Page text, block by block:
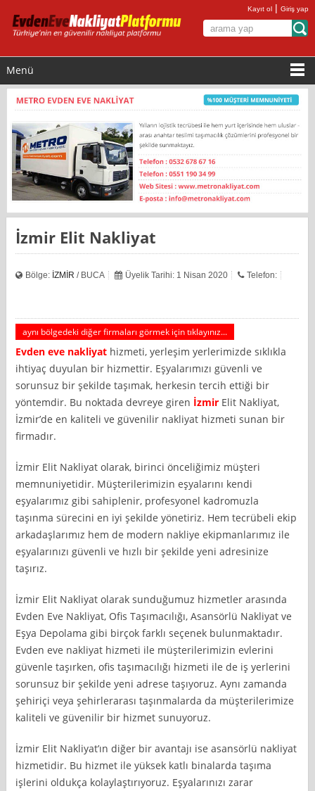
Kayıt ol |Giriş yap
Menü
İzmir Elit Nakliyat
Bölge: İZMİR / BUCA Üyelik Tarihi: 1 Nisan 2020 Telefon:
aynı bölgedeki diğer firmaları görmek için tıklayınız...
Evden eve nakliyat hizmeti, yerleşim yerlerimizde sıklıkla
ihtiyaç duyulan bir hizmettir. Eşyalarımızı güvenli ve
sorunsuz bir şekilde taşımak, herkesin tercih ettiği bir
yöntemdir. Bu noktada devreye giren İzmir Elit Nakliyat,
İzmir’de en kaliteli ve güvenilir nakliyat hizmeti sunan bir
firmadır.
İzmir Elit Nakliyat olarak, birinci önceliğimiz müşteri
memnuniyetidir. Müşterilerimizin eşyalarını kendi
eşyalarımız gibi sahiplenir, profesyonel kadromuzla
taşınma sürecini en iyi şekilde yönetiriz. Hem tecrübeli ekip
arkadaşlarımız hem de modern nakliye ekipmanlarımız ile
eşyalarınızı güvenli ve hızlı bir şekilde yeni adresinize
taşırız.
İzmir Elit Nakliyat olarak sunduğumuz hizmetler arasında
Evden Eve Nakliyat, Ofis Taşımacılığı, Asansörlü Nakliyat ve
Eşya Depolama gibi birçok farklı seçenek bulunmaktadır.
Evden eve nakliyat hizmeti ile müşterilerimizin evlerini
güvenle taşırken, ofis taşımacılığı hizmeti ile de iş yerlerini
sorunsuz bir şekilde yeni adrese taşıyoruz. Aynı zamanda
şehiriçi veya şehirlerarası taşınmalarda da müşterilerimize
kaliteli ve güvenilir bir hizmet sunuyoruz.
İzmir Elit Nakliyat’ın diğer bir avantajı ise asansörlü nakliyat
hizmetidir. Bu hizmet ile yüksek katlı binalarda taşıma
işlerini oldukça kolaylaştırıyoruz. Eşyalarınızı zarar